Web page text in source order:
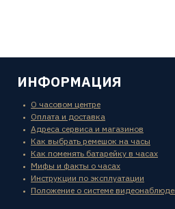
ИНФОРМАЦИЯ
О часовом центре
Оплата и доставка
Адреса сервиса и магазинов
Как выбрать ремешок на часы
Как поменять батарейку в часах
Мифы и факты о часах
Инструкции по эксплуатации
Положение о системе